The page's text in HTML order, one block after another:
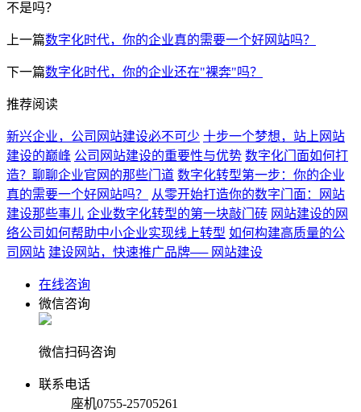
不是吗？
上一篇数字化时代，你的企业真的需要一个好网站吗？
下一篇数字化时代，你的企业还在"裸奔"吗？
推荐阅读
新兴企业，公司网站建设必不可少 十步一个梦想，站上网站
建设的巅峰 公司网站建设的重要性与优势 数字化门面如何打
造？聊聊企业官网的那些门道 数字化转型第一步：你的企业
真的需要一个好网站吗？
从零开始打造你的数字门面：网站
建设那些事儿 企业数字化转型的第一块敲门砖 网站建设的网
络公司如何帮助中小企业实现线上转型 如何构建高质量的公
司网站 建设网站，快速推广品牌── 网站建设
在线咨询
微信咨询
微信扫码咨询
联系电话
座机0755-25705261